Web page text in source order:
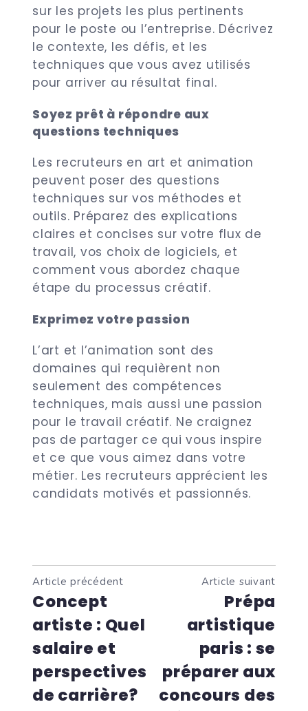
sur les projets les plus pertinents
pour le poste ou l’entreprise. Décrivez
le contexte, les défis, et les
techniques que vous avez utilisés
pour arriver au résultat final.
Soyez prêt à répondre aux
questions techniques
Les recruteurs en art et animation
peuvent poser des questions
techniques sur vos méthodes et
outils. Préparez des explications
claires et concises sur votre flux de
travail, vos choix de logiciels, et
comment vous abordez chaque
étape du processus créatif.
Exprimez votre passion
L’art et l’animation sont des
domaines qui requièrent non
seulement des compétences
techniques, mais aussi une passion
pour le travail créatif. Ne craignez
pas de partager ce qui vous inspire
et ce que vous aimez dans votre
métier. Les recruteurs apprécient les
candidats motivés et passionnés.
Article précédent
Concept
artiste : Quel
salaire et
perspectives
de carrière?
Article suivant
Prépa
artistique
paris : se
préparer aux
concours des